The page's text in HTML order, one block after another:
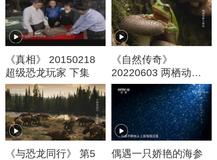
《真相》 20150218
超级恐龙玩家 下集
《自然传奇》
20220603 两栖动物
大揭秘
《与恐龙同行》 第5
偶遇一只娇艳的海参